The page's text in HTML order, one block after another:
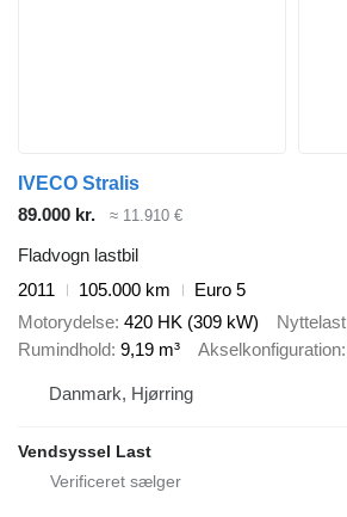
IVECO Stralis
89.000 kr.
≈ 11.910 €
Fladvogn lastbil
2011
105.000 km
Euro 5
Motorydelse 420 HK (309 kW) Nyttelast
Rumindhold 9,19 m³ Akselkonfiguration
Danmark, Hjørring
Vendsyssel Last